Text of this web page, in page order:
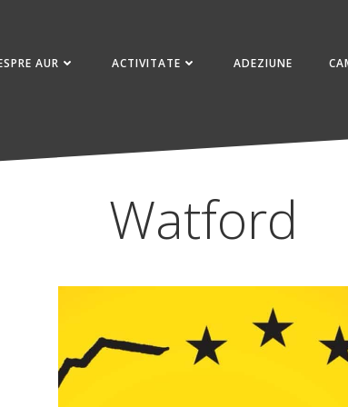
AUR ACTIVITATE ADEZIUNE
Watford